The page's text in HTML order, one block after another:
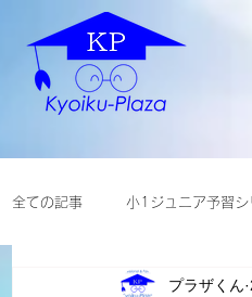
全ての記事 小1ジュニア予習シ
各種説明会 小学英語
プラザくん